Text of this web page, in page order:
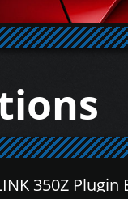
350Z Plugin